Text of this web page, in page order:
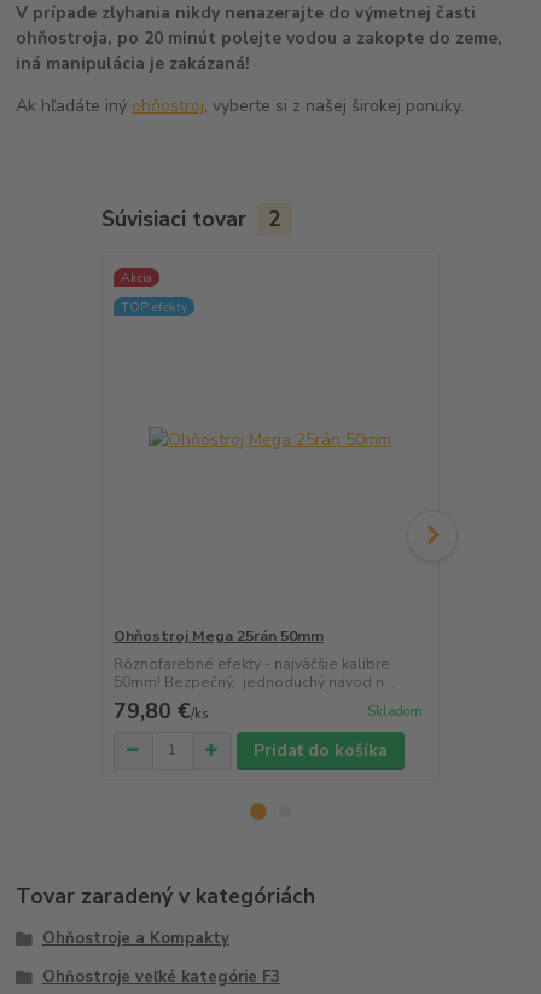
V prípade zlyhania nikdy nenazerajte do výmetnej časti
ohňostroja, po 20 minút polejte vodou a zakopte do zeme,
iná manipulácia je zakázaná!
Ak hľadáte iný ohňostroj, vyberte si z našej širokej ponuky.
Súvisiaci tovar 2
Akcia
TOP efekty
Ohňostroj Mega 25rán 50mm
Rôznofarebné efekty - najväčšie kalibre
50mm! Bezpečný, jednoduchý návod n...
79,80 €/ks Skladom
Pridať do košíka
Tovar zaradený v kategóriách
Ohňostroje a Kompakty
Ohňostroje veľké kategórie F3